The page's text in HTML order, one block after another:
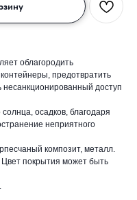
облагородить
предотвратить
несанкционированный доступ
осадков, благодаря
неприятного
композит, металл.
покрытия может быть